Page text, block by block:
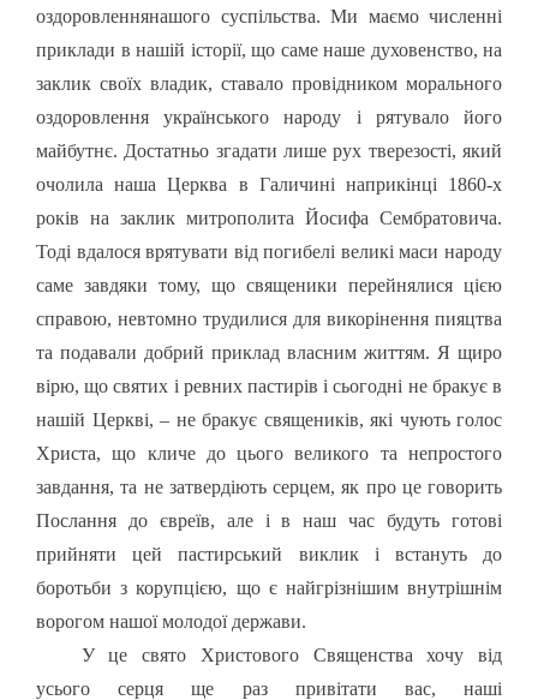
оздоровленнянашого суспільства. Ми маємо численні
приклади в нашій історії, що саме наше духовенство, на
заклик своїх владик, ставало провідником морального
оздоровлення українського народу і рятувало його
майбутнє. Достатньо згадати лише рух тверезості, який
очолила наша Церква в Галичині наприкінці 1860-х
років на заклик митрополита Йосифа Сембратовича.
Тоді вдалося врятувати від погибелі великі маси народу
саме завдяки тому, що священики перейнялися цією
справою, невтомно трудилися для викорінення пияцтва
та подавали добрий приклад власним життям. Я щиро
вірю, що святих і ревних пастирів і сьогодні не бракує в
нашій Церкві, – не бракує священиків, які чують голос
Христа, що кличе до цього великого та непростого
завдання, та не затвердіють серцем, як про це говорить
Послання до євреїв, але і в наш час будуть готові
прийняти цей пастирський виклик і встануть до
боротьби з корупцією, що є найгрізнішим внутрішнім
ворогом нашої молодої держави.
У це свято Христового Священства хочу від
усього серця ще раз привітати вас, наші